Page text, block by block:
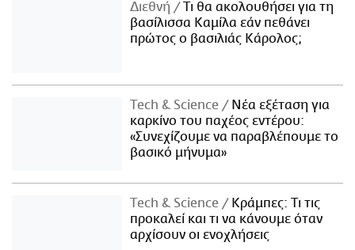
Διεθνή
Τι θα ακολουθήσει για τη
βασίλισσα Καμίλα εάν πεθάνει
πρώτος ο βασιλιάς Κάρολος;
Τech & Science
Νέα εξέταση για
καρκίνο του παχέος εντέρου:
«Συνεχίζουμε να παραβλέπουμε το
βασικό μήνυμα»
Τech & Science
Κράμπες: Τι τις
προκαλεί και τι να κάνουμε όταν
αρχίσουν οι ενοχλήσεις